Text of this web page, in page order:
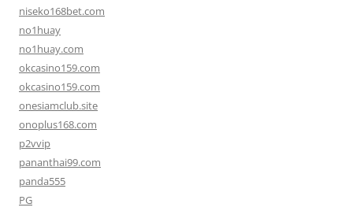
niseko168bet.com
no1huay
no1huay.com
okcasino159.com
okcasino159.com
onesiamclub.site
onoplus168.com
p2vvip
pananthai99.com
panda555
PG